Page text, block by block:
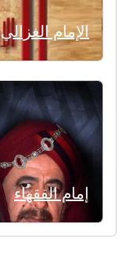
الإمام الغزالي
إمام الفقهاء